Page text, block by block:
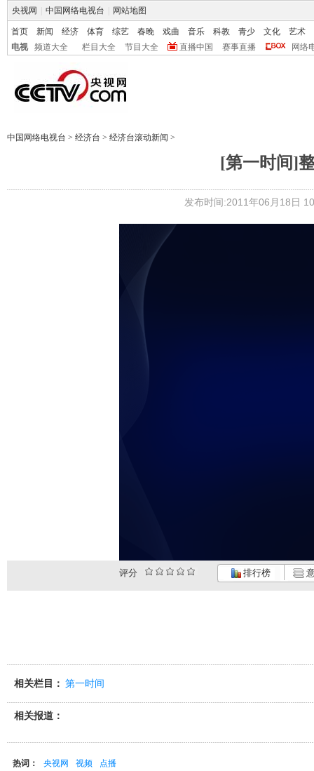
央视网 中国网络电视台 网站地图
首页 新闻 经济 体育 综艺 春晚 戏曲 音乐 科教 青少 文化
艺术
电视
频道大全 栏目大全 节目大全 直播中国 赛事直播 网络
中国网络电视台 > 经济台 > 经济台滚动新闻 >
[第一时间]
发布时间:2011年06月18日
评分 排行榜
相关栏目： 第一时间
相关报道：
热词： 央视网 视频 点播